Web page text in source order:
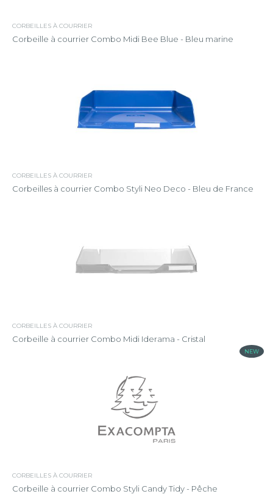
CORBEILLES À COURRIER
Corbeille à courrier Combo Midi Bee Blue - Bleu marine
CORBEILLES À COURRIER
Corbeilles à courrier Combo Styli Neo Deco - Bleu de France
CORBEILLES À COURRIER
Corbeille à courrier Combo Midi Iderama - Cristal
NEW
CORBEILLES À COURRIER
Corbeille à courrier Combo Styli Candy Tidy - Pêche